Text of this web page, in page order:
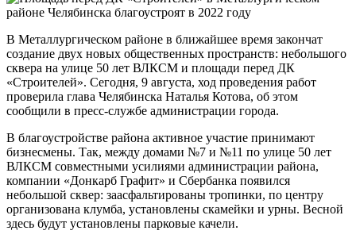
В Металлургическом районе в ближайшее время закончат
создание двух новых общественных пространств: небольшого
сквера на улице 50 лет ВЛКСМ и площади перед ДК
«Строителей». Сегодня, 9 августа, ход проведения работ
проверила глава Челябинска Наталья Котова, об этом
сообщили в пресс-службе администрации города.
В благоустройстве района активное участие принимают
бизнесмены. Так, между домами №7 и №11 по улице 50 лет
ВЛКСМ совместными усилиями администрации района,
компании «Донкарб Графит» и Сбербанка появился
небольшой сквер: заасфальтированы тропинки, по центру
организована клумба, установлены скамейки и урны. Весной
здесь будут установлены парковые качели.